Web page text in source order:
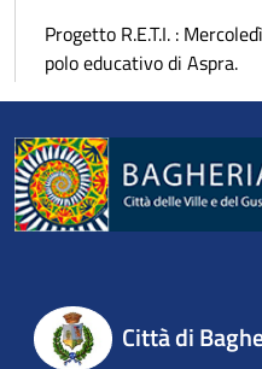
Progetto R.E.T.I. :
polo educativo di Aspra.
Città di